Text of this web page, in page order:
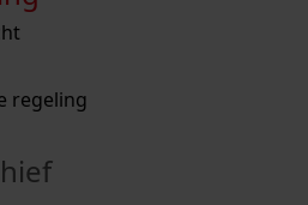
een aantal zoektips.
een aantal zoektips.
regeling